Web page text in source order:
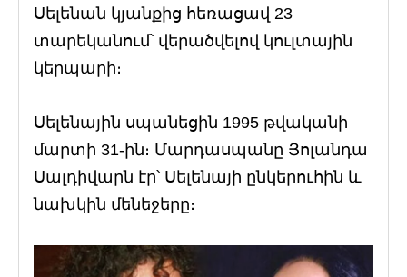
Սելենան կյանքից հեռացավ 23
տարեկանում՝ վերածվելով կուլտային
կերպարի։
Սելենային սպանեցին 1995 թվականի
մարտի 31-ին։ Մարդասպանը Յոլանդա
Սալդիվարն էր՝ Սելենայի ընկերուհին և
նախկին մենեջերը։